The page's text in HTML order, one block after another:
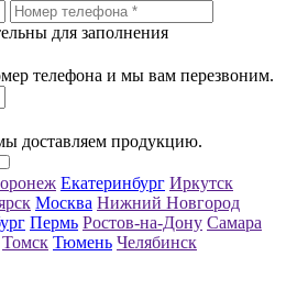
для заполнения
телефона и мы вам перезвоним.
доставляем продукцию.
Екатеринбург Иркутск
Москва Нижний Новгород
Пермь Ростов-на-Дону Самара
Томск Тюмень Челябинск